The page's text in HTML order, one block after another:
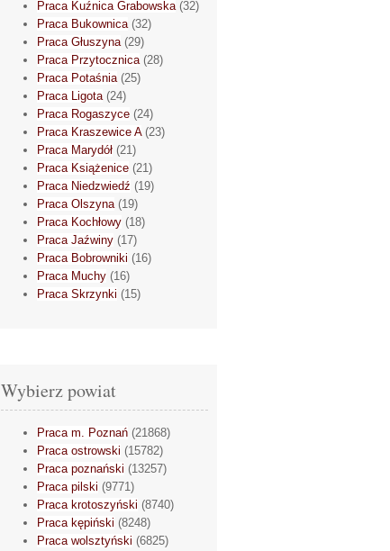
Praca Kuźnica Grabowska(32)
Praca Bukownica(32)
Praca Głuszyna(29)
Praca Przytocznica(28)
Praca Potaśnia(25)
Praca Ligota(24)
Praca Rogaszyce (24)
Praca Kraszewice A(23)
Praca Marydół (21)
Praca Książenice (21)
Praca Niedzwiedź (19)
Praca Olszyna(19)
Praca Kochłowy (18)
Praca Jaźwiny (17)
Praca Bobrowniki (16)
Praca Muchy (16)
Praca Skrzynki (15)
Wybierz powiat
Praca m. Poznań (21868)
Praca ostrowski (15782)
Praca poznański (13257)
Praca pilski (9771)
Praca krotoszyński (8740)
Praca kępiński (8248)
Praca wolsztyński (6825)